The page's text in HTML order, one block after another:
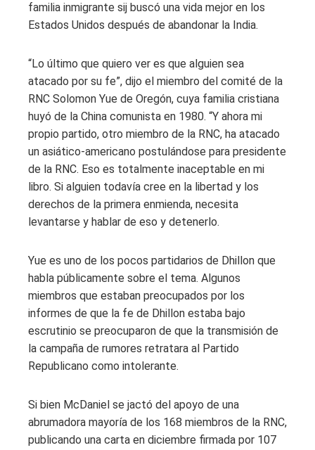
familia inmigrante sij buscó una vida mejor en los
Estados Unidos después de abandonar la India.
“Lo último que quiero ver es que alguien sea
atacado por su fe”, dijo el miembro del comité de la
RNC Solomon Yue de Oregón, cuya familia cristiana
huyó de la China comunista en 1980. “Y ahora mi
propio partido, otro miembro de la RNC, ha atacado
un asiático-americano postulándose para presidente
de la RNC. Eso es totalmente inaceptable en mi
libro. Si alguien todavía cree en la libertad y los
derechos de la primera enmienda, necesita
levantarse y hablar de eso y detenerlo.
Yue es uno de los pocos partidarios de Dhillon que
habla públicamente sobre el tema. Algunos
miembros que estaban preocupados por los
informes de que la fe de Dhillon estaba bajo
escrutinio se preocuparon de que la transmisión de
la campaña de rumores retratara al Partido
Republicano como intolerante.
Si bien McDaniel se jactó del apoyo de una
abrumadora mayoría de los 168 miembros de la RNC,
publicando una carta en diciembre firmada por 107